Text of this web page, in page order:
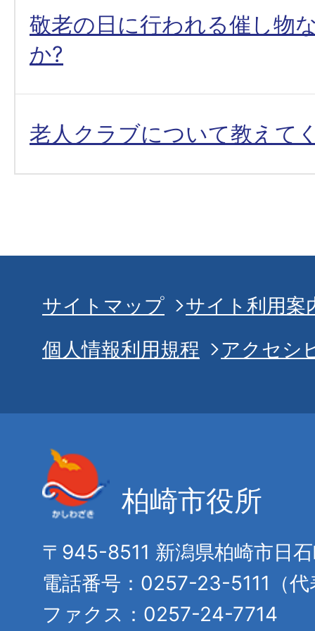
敬老の日に行われる催し物
か?
老人クラブについて教えて
サイトマップ
サイト利用案
個人情報利用規程
アクセシ
柏崎市役所
〒945-8511 新潟県柏崎市日
電話番号：0257-23-5111（代
ファクス：0257-24-7714